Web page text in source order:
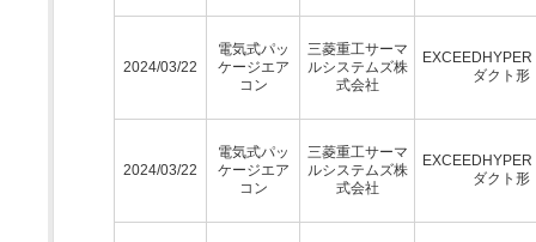
2024/03/22
電気式パッ
ケージエア
コン
三菱重工サーマ
ルシステムズ株
式会社
EXCEEDHYPER
ダクト形
2024/03/22
電気式パッ
ケージエア
コン
三菱重工サーマ
ルシステムズ株
式会社
EXCEEDHYPER
ダクト形